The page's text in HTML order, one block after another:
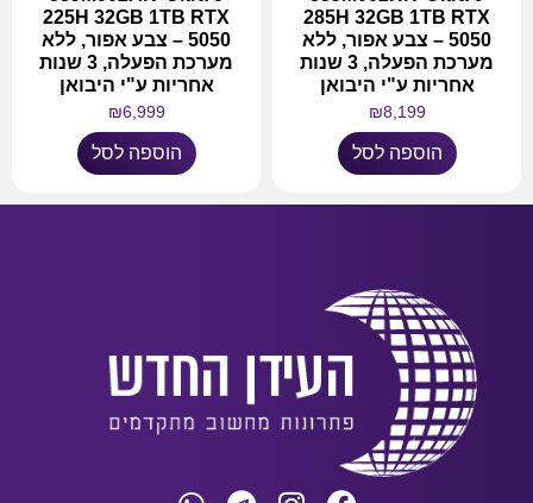
285H 32GB 1TB RTX
5050 – צבע אפור, ללא
מערכת הפעלה, 3 שנות
אחריות ע"י היבואן
₪8,199
הוספה לסל
225H 32GB 1TB RTX
5050 – צבע אפור, ללא
מערכת הפעלה, 3 שנות
אחריות ע"י היבואן
₪6,999
הוספה לסל